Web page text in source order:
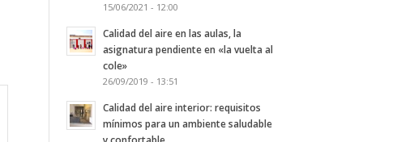
15/06/2021 - 12:00
Calidad del aire en las aulas, la
asignatura pendiente en «la vuelta al
cole»
26/09/2019 - 13:51
Calidad del aire interior: requisitos
mínimos para un ambiente saludable